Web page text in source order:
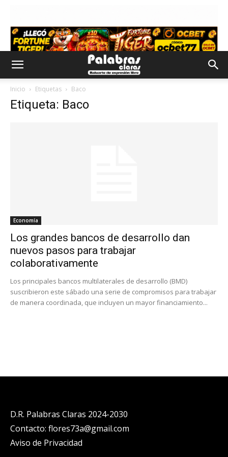
Inicio Etiquetas Baco
Etiqueta: Baco
Economía
Los grandes bancos de desarrollo dan
nuevos pasos para trabajar
colaborativamente
Los principales bancos multilaterales de desarrollo (BMD)
suscribieron este sábado una serie de compromisos para trabajar
de manera coordinada, que incluyen un mayor financiamiento...
D.R. Palabras Claras 2024-2030
Contacto: flores73a@gmail.com
Aviso de Privacidad